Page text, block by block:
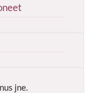
jne.